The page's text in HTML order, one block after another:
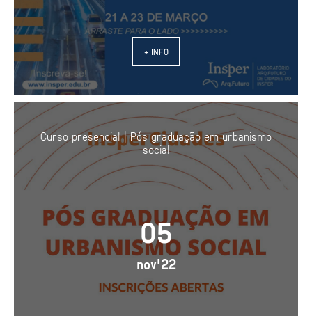
+ INFO
Curso presencial | Pós graduação em urbanismo
social
05
nov'22